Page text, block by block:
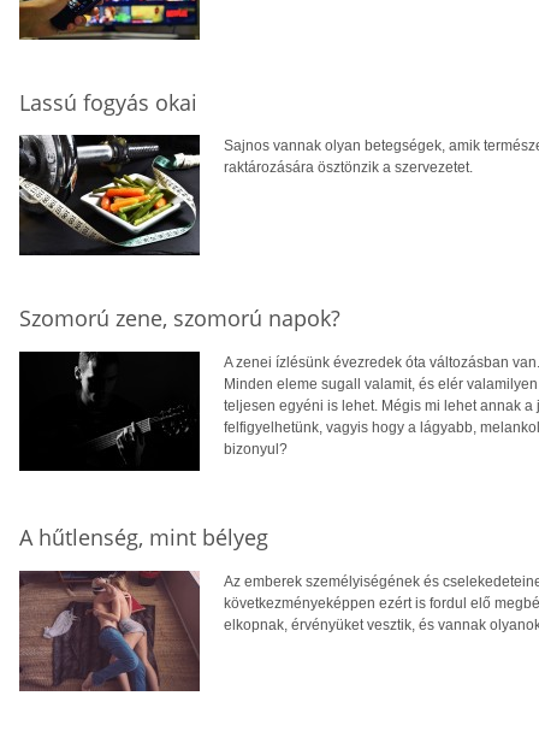
Lassú fogyás okai
Sajnos vannak olyan betegségek, amik
raktározására ösztönzik a szervezetet.
Szomorú zene, szomorú napok?
A zenei ízlésünk évezredek óta változásban
Minden eleme sugall valamit, és elér
teljesen egyéni is lehet. Mégis mi lehet annak
felfigyelhetünk, vagyis hogy a lágyabb,
bizonyul?
A hűtlenség, mint bélyeg
Az emberek személyiségének és
következményeképpen ezért is fordul elő
elkopnak, érvényüket vesztik, és vannak